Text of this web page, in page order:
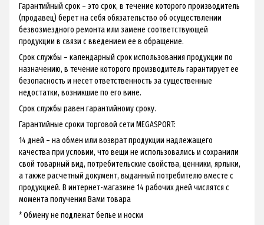
Гарантийный срок – это срок, в течение которого производитель
(продавец) берет на себя обязательство об осуществлении
безвозмездного ремонта или замене соответствующей
продукции в связи с введением ее в обращение.
Срок службы – календарный срок использования продукции по
назначению, в течение которого производитель гарантирует ее
безопасность и несет ответственность за существенные
недостатки, возникшие по его вине.
Срок службы равен гарантийному сроку.
Гарантийные сроки торговой сети MEGASPORT:
14 дней – на обмен или возврат продукции надлежащего
качества при условии, что вещи не использовались и сохранили
свой товарный вид, потребительские свойства, ценники, ярлыки,
а также расчетный документ, выданный потребителю вместе с
продукцией. В интернет-магазине 14 рабочих дней числятся с
момента получения Вами товара
* Обмену не подлежат белье и носки